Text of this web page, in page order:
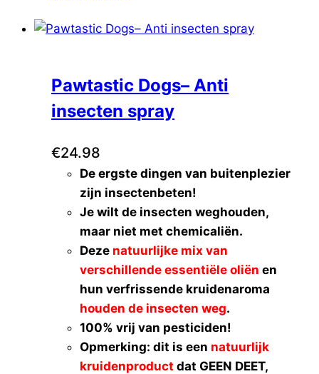
Thule(0)
Pawtastic Dogs– Anti
insecten spray
€24.98
De ergste dingen van buitenplezier
zijn insectenbeten!
Je wilt de insecten weghouden,
maar niet met chemicaliën.
Deze natuurlijke mix van
verschillende essentiële oliën en
hun verfrissende kruidenaroma
houden de insecten weg.
100% vrij van pesticiden!
Opmerking: dit is een natuurlijk
kruidenproduct dat GEEN DEET,